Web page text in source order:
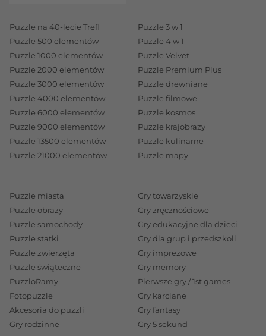
Puzzle na 40-lecie Trefl
Puzzle 500 elementów
Puzzle 1000 elementów
Puzzle 2000 elementów
Puzzle 3000 elementów
Puzzle 4000 elementów
Puzzle 6000 elementów
Puzzle 9000 elementów
Puzzle 13500 elementów
Puzzle 21000 elementów
Puzzle 3 w 1
Puzzle 4 w 1
Puzzle Velvet
Puzzle Premium Plus
Puzzle drewniane
Puzzle filmowe
Puzzle kosmos
Puzzle krajobrazy
Puzzle kulinarne
Puzzle mapy
Puzzle miasta
Puzzle obrazy
Puzzle samochody
Puzzle statki
Puzzle zwierzęta
Puzzle świąteczne
PuzzloRamy
Fotopuzzle
Akcesoria do puzzli
Gry rodzinne
Gry towarzyskie
Gry zręcznościowe
Gry edukacyjne dla dzieci
Gry dla grup i przedszkoli
Gry imprezowe
Gry memory
Pierwsze gry / 1st games
Gry karciane
Gry fantasy
Gry 5 sekund